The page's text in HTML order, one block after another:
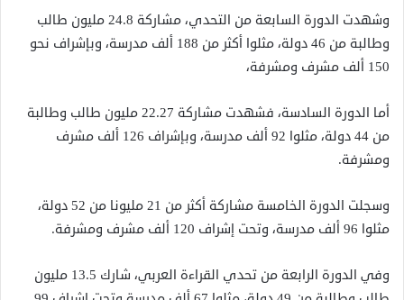
وشهدت الدورة السابعة من التحدي، مشاركة 24.8 مليون طالب
وطالبة من 46 دولة، مثلوا أكثر من 188 ألف مدرسة، وبإشراف نحو
150 ألف مشرف ومشرفة،
أما الدورة السادسة، فشهدت مشاركة 22.27 مليون طالب وطالبة
من 44 دولة، مثلوا 92 ألف مدرسة، وبإشراف 126 ألف مشرف
ومشرفة.
وسجلت الدورة الخامسة مشاركة أكثر من 21 مليونا من 52 دولة،
مثلوا 96 ألف مدرسة، وتحت إشراف 120 ألف مشرف ومشرفة.
وفي الدورة الرابعة من تحدي القراءة العربي، شارك 13.5 مليون